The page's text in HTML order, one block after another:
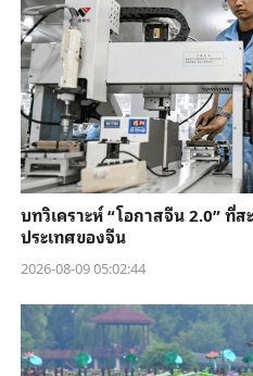
บทวิเคราะห์ “โอกาสจีน 2.0” ที่
ประเทศของจีน
2026-08-09 05:02:44